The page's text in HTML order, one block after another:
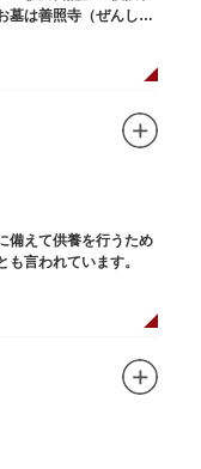
墓は善照寺（ぜんしょ
備えて供養を行うため
言われています。